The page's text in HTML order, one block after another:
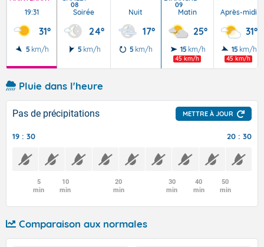
19:31
31°
5 km/h
08
Soirée
24°
5 km/h
Nuit
17°
5 km/h
09
Matin
25°
15 km/h
45 km/h
Après-midi
31°
15 km/h
45 km/h
Pluie dans l'heure
Pas de précipitations METTRE À JOUR
19 : 30 20 : 30
5
min
10
min
20
min
30
min
40
min
50
min
Comparaison aux normales